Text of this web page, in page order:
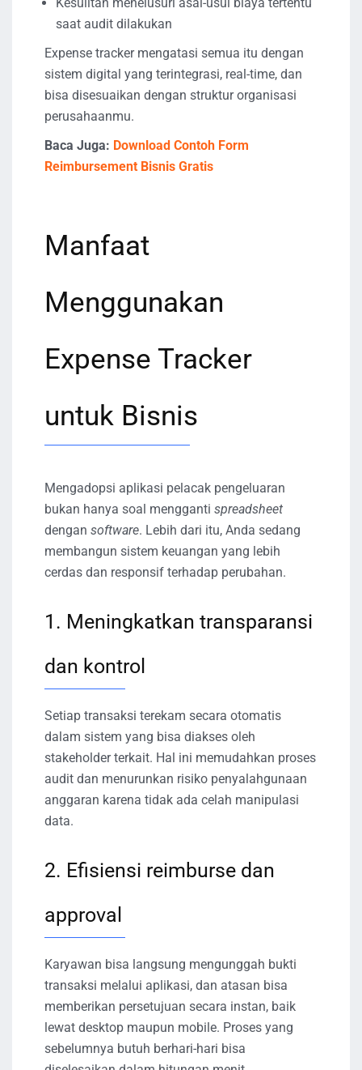
saat audit dilakukan
Expense tracker mengatasi semua itu dengan
sistem digital yang terintegrasi, real-time, dan
bisa disesuaikan dengan struktur organisasi
perusahaanmu.
Baca Juga: Download Contoh Form
Reimbursement Bisnis Gratis
Manfaat
Menggunakan
Expense Tracker
untuk Bisnis
Mengadopsi aplikasi pelacak pengeluaran
bukan hanya soal mengganti spreadsheet
dengan software. Lebih dari itu, Anda sedang
membangun sistem keuangan yang lebih
cerdas dan responsif terhadap perubahan.
1. Meningkatkan transparansi
dan kontrol
Setiap transaksi terekam secara otomatis
dalam sistem yang bisa diakses oleh
stakeholder terkait. Hal ini memudahkan proses
audit dan menurunkan risiko penyalahgunaan
anggaran karena tidak ada celah manipulasi
data.
2. Efisiensi reimburse dan
approval
Karyawan bisa langsung mengunggah bukti
transaksi melalui aplikasi, dan atasan bisa
memberikan persetujuan secara instan, baik
lewat desktop maupun mobile. Proses yang
sebelumnya butuh berhari-hari bisa